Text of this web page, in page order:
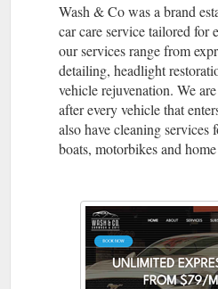
Wash & Co was a brand
car care service tailored for
our services range from
detailing, headlight
vehicle rejuvenation. We
after every vehicle that
also have cleaning services
boats, motorbikes and